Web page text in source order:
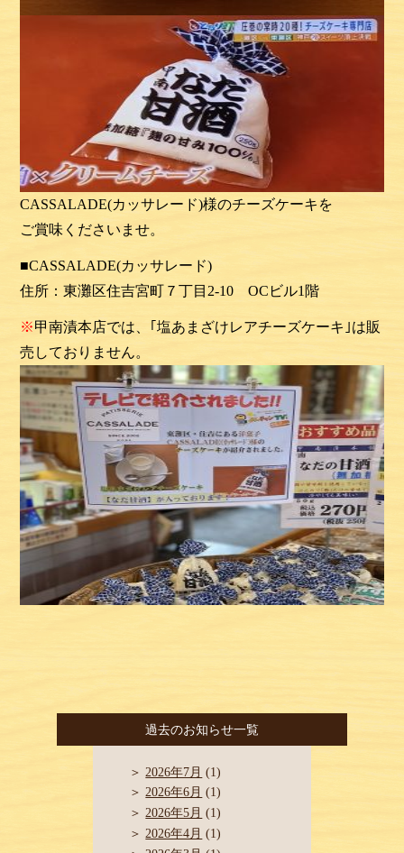
CASSALADE(カッサレード)様のチーズケーキを
ご賞味くださいませ。
■CASSALADE(カッサレード)
住所：東灘区住吉宮町７丁目2-10 OCビル1階
※甲南漬本店では、｢塩あまざけレアチーズケーキ ｣は販
売しておりません。
過去のお知らせ一覧
2026年7月 (1)
2026年6月 (1)
2026年5月 (1)
2026年4月 (1)